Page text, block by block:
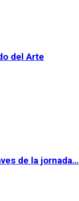
del Arte
de la jornada…